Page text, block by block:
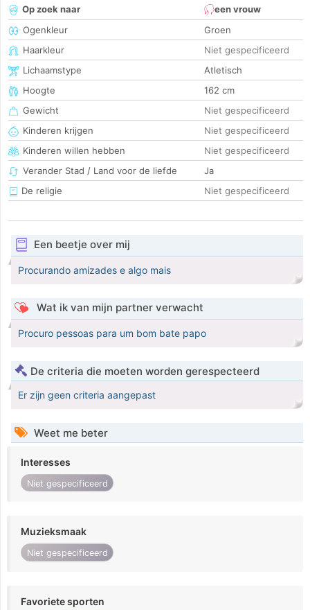
Op zoek naar
een vrouw
Ogenkleur
Groen
Haarkleur
Niet gespecificeerd
Lichaamstype
Atletisch
Hoogte
162 cm
Gewicht
Niet gespecificeerd
Kinderen krijgen
Niet gespecificeerd
Kinderen willen hebben
Niet gespecificeerd
Verander Stad / Land voor de liefde
Ja
De religie
Niet gespecificeerd
Een beetje over mij
Procurando amizades e algo mais
Wat ik van mijn partner verwacht
Procuro pessoas para um bom bate papo
De criteria die moeten worden gerespecteerd
Er zijn geen criteria aangepast
Weet me beter
Interesses
Niet gespecificeerd
Muzieksmaak
Niet gespecificeerd
Favoriete sporten